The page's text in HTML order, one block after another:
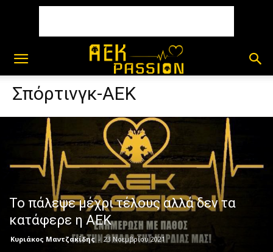
Σπόρτινγκ-ΑΕΚ
Το πάλεψε μέχρι τέλους αλλά δεν τα
κατάφερε η ΑΕΚ
Κυριάκος Μαντζακίδης - 23 Νοεμβρίου 2021